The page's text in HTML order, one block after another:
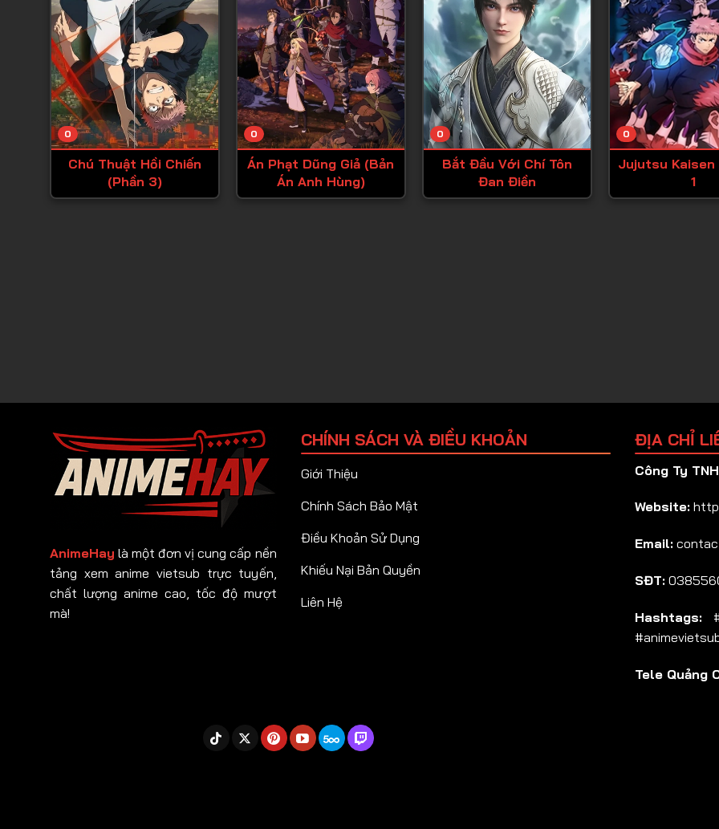
Tập 22
Tập 23
Tập 24
Tập 25
Tập 26
Tập 28
Tập 36
Tập 37
Tập 39
Tập 40
Tập 41
0
Chú Thuật Hồi Chiến
(Phần 3)
0
Án Phạt Dũng Giả (Bản
Án Anh Hùng)
0
Bắt Đầu Với Chí Tôn
Đan Điền
0
Jujutsu Kaisen
1
AnimeHay là một đơn vị cung cấp nền
tảng xem anime vietsub trực tuyến,
chất lượng anime cao, tốc độ mượt
mà!
CHÍNH SÁCH VÀ ĐIỀU KHOẢN
Giới Thiệu
Chính Sách Bảo Mật
Điều Khoản Sử Dụng
Khiếu Nại Bản Quyền
Liên Hệ
ĐỊA CHỈ
Công Ty
Website:
Email:
SĐT:
Hashtags:
Tele Quảng